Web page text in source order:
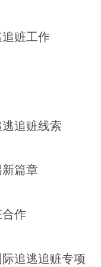
赃工作
追赃线索
篇章
作
追逃追赃专项